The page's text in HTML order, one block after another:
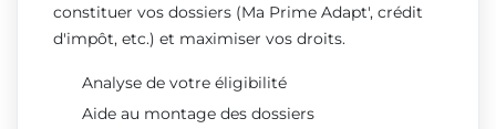
constituer vos dossiers (Ma Prime Adapt', crédit
d'impôt, etc.) et maximiser vos droits.
Analyse de votre éligibilité
Aide au montage des dossiers